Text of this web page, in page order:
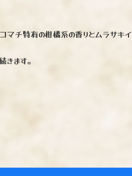
マチ特有の柑橘系の香りとムラサキイ
ます。